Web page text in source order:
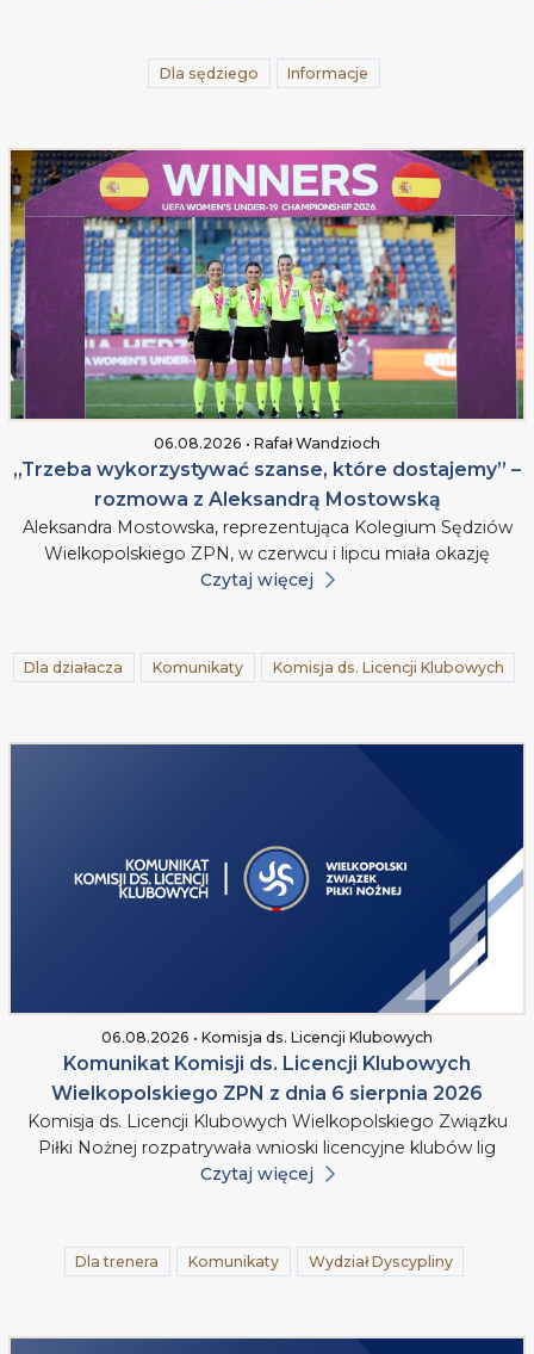
Dla sędziego Informacje
06.08.2026 • Rafał Wandzioch
„Trzeba wykorzystywać szanse, które dostajemy” –
rozmowa z Aleksandrą Mostowską
Aleksandra Mostowska, reprezentująca Kolegium Sędziów
Wielkopolskiego ZPN, w czerwcu i lipcu miała okazję
Czytaj więcej
Dla działacza Komunikaty Komisja ds. Licencji Klubowych
06.08.2026 • Komisja ds. Licencji Klubowych
Komunikat Komisji ds. Licencji Klubowych
Wielkopolskiego ZPN z dnia 6 sierpnia 2026
Komisja ds. Licencji Klubowych Wielkopolskiego Związku
Piłki Nożnej rozpatrywała wnioski licencyjne klubów lig
Czytaj więcej
Dla trenera Komunikaty Wydział Dyscypliny